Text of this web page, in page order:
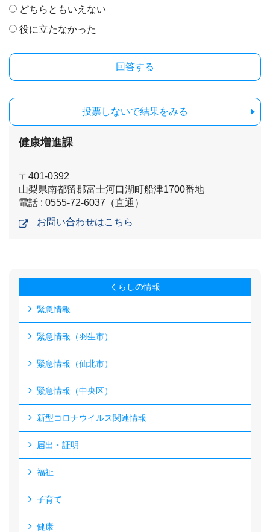
どちらともいえない
役に立たなかった
投票しないで結果をみる
健康増進課
〒401-0392
山梨県南都留郡富士河口湖町船津1700番地
電話 : 0555-72-6037（直通）
お問い合わせはこちら
くらしの情報
緊急情報
緊急情報（羽生市）
緊急情報（仙北市）
緊急情報（中央区）
新型コロナウイルス関連情報
届出・証明
福祉
子育て
健康